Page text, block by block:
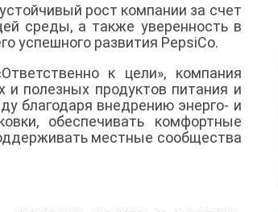
рост компании за счет
среды, а также уверенность в
успешного развития PepsiCo.
к цели», компания
и полезных продуктов питания и
благодаря внедрению энерго- и
обеспечивать комфортные
местные сообщества